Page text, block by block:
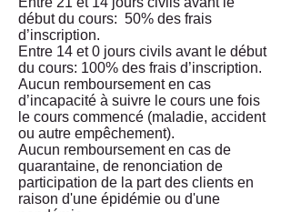
début du cours: 50% des frais
d’inscription.
Entre 14 et 0 jours civils avant le début
du cours: 100% des frais d’inscription.
Aucun remboursement en cas
d’incapacité à suivre le cours une fois
le cours commencé (maladie, accident
ou autre empêchement).
Aucun remboursement en cas de
quarantaine, de renonciation de
participation de la part des clients en
raison d'une épidémie ou d'une